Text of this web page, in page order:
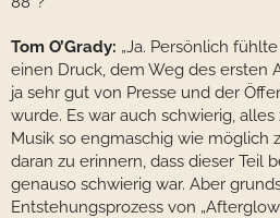
Tom O’Grady: „Ja. Persönlich
einen Druck, dem Weg des ersten
ja sehr gut von Presse und der
wurde. Es war auch schwierig,
Musik so engmaschig wie möglich
daran zu erinnern, dass dieser Teil
genauso schwierig war. Aber
Entstehungsprozess von